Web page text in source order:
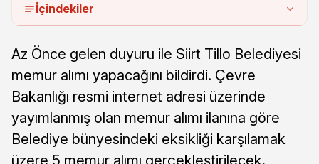
İçindekiler
Az Önce gelen duyuru ile Siirt Tillo Belediyesi
memur alımı yapacağını bildirdi. Çevre
Bakanlığı resmi internet adresi üzerinde
yayımlanmış olan memur alımı ilanına göre
Belediye bünyesindeki eksikliği karşılamak
üzere 5 memur alımı gerçekleştirilecek.